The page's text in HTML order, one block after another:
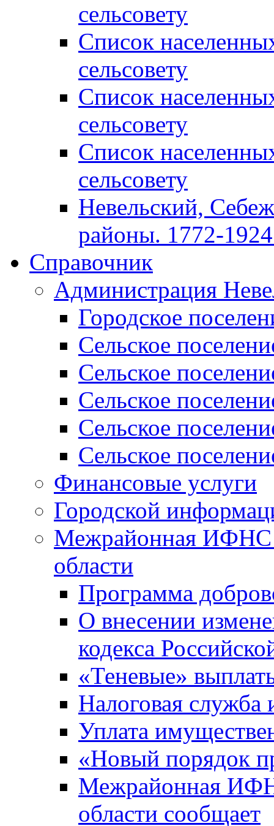
сельсовету
Список
сельсовету
Список
сельсовету
Список
сельсовету
Невельский,
районы. 1772-1924
Справочник
Администрация
Городское
Сельское
Сельское
Сельское
Сельское
Сельское
Финансовые услуги
Городской
Межрайонная ИФНС
области
Программа
О внесении
кодекса
«Теневые»
Налоговая служба
Уплата
«Новый порядок
Межрайонная
области сообщает